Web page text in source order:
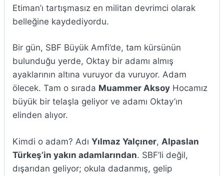
Etiman’ı tartışmasız en militan devrimci olarak
belleğine kaydediyordu.
Bir gün, SBF Büyük Amfi’de, tam kürsünün
bulunduğu yerde, Oktay bir adamı almış
ayaklarının altına vuruyor da vuruyor. Adam
ölecek. Tam o sırada Muammer Aksoy Hocamız
büyük bir telaşla geliyor ve adamı Oktay’ın
elinden alıyor.
Kimdi o adam? Adı Yılmaz Yalçıner, Alpaslan
Türkeş’in yakın adamlarından. SBF’li değil,
dışarıdan geliyor; okula dadanmış, gelip